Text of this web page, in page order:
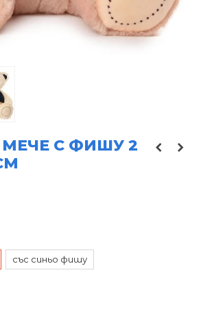
С ФИШУ 2
със синьо фишу